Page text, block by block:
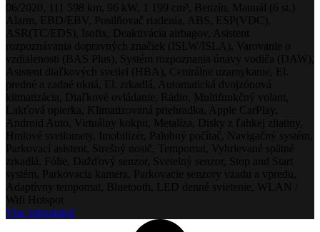
06/2020, 111 598 km, 96 kW, 1 199 cm³, Benzín, Manuál (6 st.)
Alarm, EBD/EBV, Posilňovač riadenia, ABS, ESP(VDC),
ASR(TC/EDS), Isofix, Deaktivácia airbagov, Asistent
rozpoznávania dopravných značiek (ISLW/ISLA), Varovanie o
vzdialenosti (BAS Plus), Systém rozpoznania únavy vodiča (DAW),
Asistent diaľkových svetiel (HBA), Centrálne uzamykanie, El.
predné a zadné okná, El. zrkadlá, Automatická dvojzónová
klimatizácia, Diaľkové ovládanie, Rádio, Multifunkčný volant,
Lakťová opierka, Klimatizovaná priehradka, Apple CarPlay,
Android Auto, Virtuálny kokpit, Metalíza, Disky z ľahkej zliatiny,
Hmlové svetlomety, Imobilizér, Palubný počítač, Navigačný systém,
Parkovací asistent, Strešný nosič, Tempomat, Vyhrievané spätné
zrkadlá, Fólie, Dažďový senzor, Svetelný senzor, Stop and Start
systém, Parkovacia kamera, Parkovacie senzory vzadu a vpredu,
Adaptívny tempomat, Bluetooth, LED denné svietenie, WLAN /
Wifi Hotspot
Viac informácií